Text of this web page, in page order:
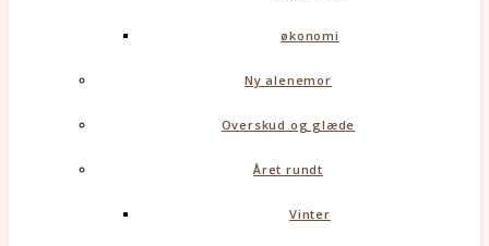
økonomi
Ny alenemor
Overskud og glæde
Året rundt
Vinter